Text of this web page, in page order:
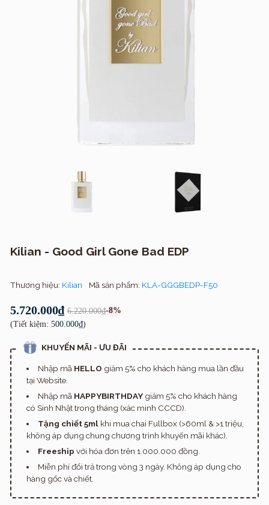
Kilian - Good Girl Gone Bad EDP
Thương hiệu: Kilian Mã sản phẩm: KLA-GGGBEDP-F50
5.720.000₫ 6.220.000₫-8%
(Tiết kiệm: 500.000₫)
KHUYẾN MÃI - ƯU ĐÃI
Nhập mã HELLO giảm 5% cho khách hàng mua lần đầu
tại Website.
Nhập mã HAPPYBIRTHDAYgiảm 5% cho khách hàng
có Sinh Nhật trong tháng (xác minh CCCD).
Tặng chiết 5mlkhi mua chai Fullbox (>60ml & >1 triệu,
không áp dụng chung chương trình khuyến mãi khác).
Freeship với hóa đơn trên 1.000.000 đồng.
Miễn phí đổi trả trong vòng 3 ngày. Không áp dụng cho
hàng gốc và chiết.